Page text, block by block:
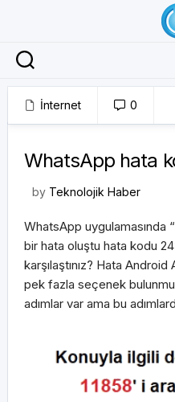
İnternet 0
WhatsApp hata
by Teknolojik Haber
WhatsApp uygulamasında
bir hata oluştu hata kodu
karşılaştınız? Hata
pek fazla seçenek
adımlar var ama bu